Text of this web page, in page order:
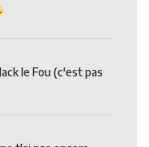
le Fou (c'est pas